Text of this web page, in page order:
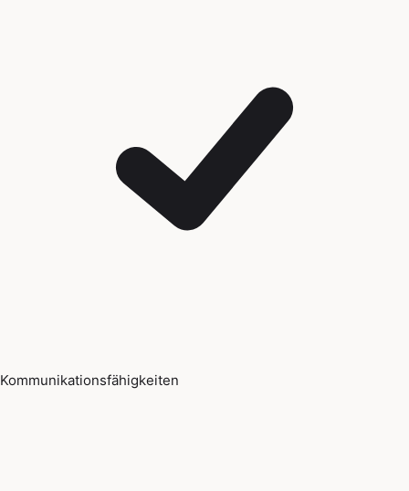
Kommunikationsfähigkeiten